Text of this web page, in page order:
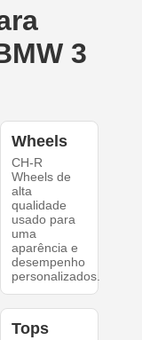
3
Wheels
CH-R
Wheels de
alta
qualidade
usado para
uma
aparência e
desempenho
personalizados.
Tops